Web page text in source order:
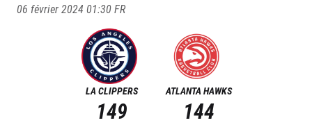
06 février 2024 01:30FR
LA CLIPPERS
149
ATLANTA HAWKS
144